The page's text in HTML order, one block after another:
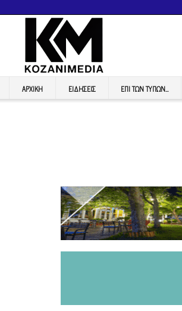
ΑΡΧΙΚΉ ΕΙΔΉΣΕΙΣ ΕΠI ΤΩΝ ΤΥΠΩΝ…